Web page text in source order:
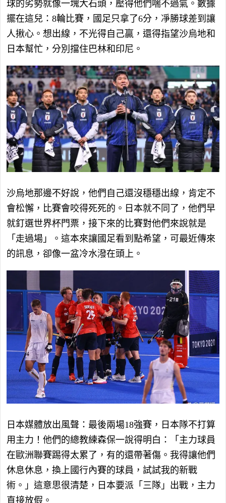
球的劣勢就像一塊大石頭，壓得他們喘不過氣。數據
擺在這兒：8輪比賽，國足只拿了6分，凈勝球差到讓
人揪心。想出線，不光得自己贏，還得指望沙烏地和
日本幫忙，分別擋住巴林和印尼。
沙烏地那邊不好說，他們自己還沒穩穩出線，肯定不
會松懈，比賽會咬得死死的。日本就不同了，他們早
就釘選世界杯門票，接下來的比賽對他們來說就是
「走過場」。這本來讓國足看到點希望，可最近傳來
的訊息，卻像一盆冷水潑在頭上。
日本媒體放出風聲：最後兩場18強賽，日本隊不打算
用主力！他們的總教練森保一說得明白：「主力球員
在歐洲聯賽踢得太累了，有的還帶著傷。我得讓他們
休息休息，換上國行內賽的球員，試試我的新戰
術。」這意思很清楚，日本要派「三隊」出戰，主力
直接放假。